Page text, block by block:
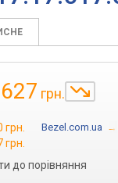
грн.
грн. Bezel.com.ua →
грн.
до порівняння